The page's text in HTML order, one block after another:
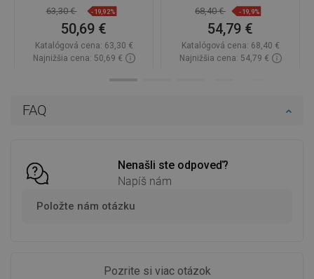
FAQ
Nenašli ste odpoveď?
Napíš nám
Položte nám otázku
Pozrite si viac otázok
63,30 € -19,92%
50,69 €
Katalógová cena: 63,30 €
Najnižšia cena: 50,69 €
68,40 € -19,9%
54,79 €
Katalógová cena: 68,40 €
Najnižšia cena: 54,79 €